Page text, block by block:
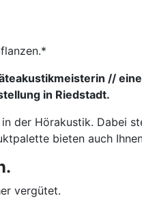
//
in Riedstadt.
der Hörakustik. Dabei
bieten auch
vergütet.